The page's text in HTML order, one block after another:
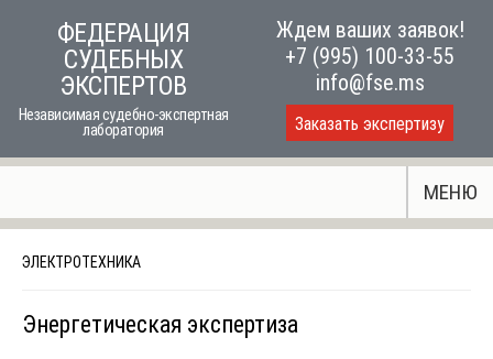
ФЕДЕРАЦИЯ
СУДЕБНЫХ
ЭКСПЕРТОВ
Независимая судебно-экспертная
лаборатория
Ждем ваших заявок!
+7 (995) 100-33-55
info@fse.ms
Заказать экспертизу
МЕНЮ
ЭЛЕКТРОТЕХНИКА
Энергетическая экспертиза